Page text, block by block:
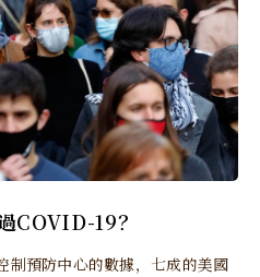
COVID-19？
制預防中心的數據，七成的美國